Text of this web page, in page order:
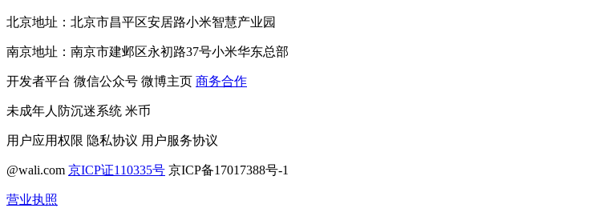
北京地址：北京市昌平区安居路小米智慧产业园
南京地址：南京市建邺区永初路37号小米华东总部
开发者平台 微信公众号 微博主页 商务合作
未成年人防沉迷系统 米币
用户应用权限 隐私协议 用户服务协议
@wali.com 京ICP证110335号 京ICP备17017388号-1
营业执照